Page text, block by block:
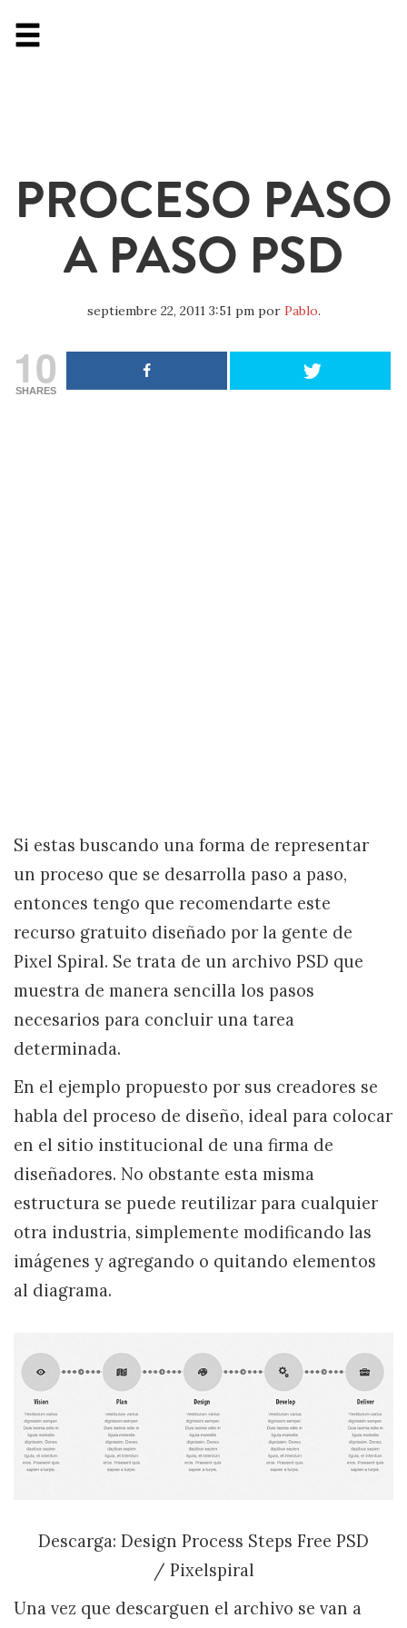
PROCESO PASO
A PASO PSD
septiembre 22, 2011 3:51 pmpor Pablo.
10
SHARES
Si estas buscando una forma de representar
un proceso que se desarrolla paso a paso,
entonces tengo que recomendarte este
recurso gratuito diseñado por la gente de
Pixel Spiral. Se trata de un archivo PSD que
muestra de manera sencilla los pasos
necesarios para concluir una tarea
determinada.
En el ejemplo propuesto por sus creadores se
habla del proceso de diseño, ideal para colocar
en el sitio institucional de una firma de
diseñadores. No obstante esta misma
estructura se puede reutilizar para cualquier
otra industria, simplemente modificando las
imágenes y agregando o quitando elementos
al diagrama.
Descarga: Design Process Steps Free PSD
/ Pixelspiral
Una vez que descarguen el archivo se van a